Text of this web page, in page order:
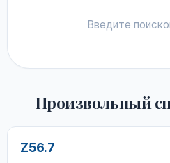
Введите
Произвольный
Z56.7